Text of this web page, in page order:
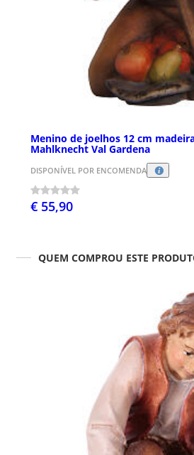
Menino de joelhos 12 cm
Mahlknecht Val Gardena
DISPONÍVEL POR ENCOMENDA
€ 55,90
QUEM COMPROU ESTE